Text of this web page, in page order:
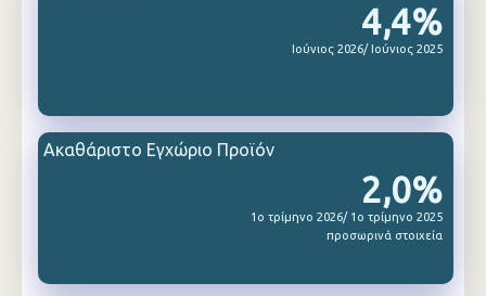
4,4%
Ιούνιος 2026/ Ιούνιος 2025
2,0%
1ο τρίμηνο 2026/ 1ο τρίμηνο 2025
προσωρινά στοιχεία
Ακαθάριστο Εγχώριο Προϊόν